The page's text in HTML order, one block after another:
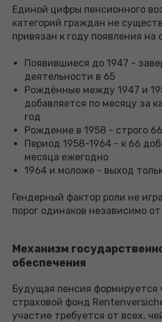
Единой цифры пенсионного
категорий граждан не
привязан к году появления на
Появившиеся до 1947 -
деятельности в 65
Рождённые между 1947 и
добавляется по месяцу за
год
Рождение в 1958 - строго
Период 1958-1964 - к 66
месяца ежегодно
1964 и моложе - выход
Гендерный фактор роли не
порог одинаков независимо от
Механизм
обеспечения
Будущая пенсия формируется
страховой фонд
участие требуется от всех,